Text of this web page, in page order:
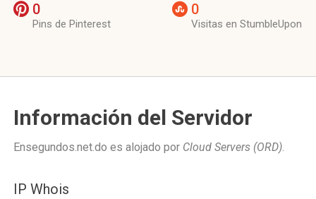
0
Pins de Pinterest
0
Visitas en StumbleUpon
Información del Servidor
Ensegundos.net.do es alojado por Cloud Servers (ORD).
IP Whois